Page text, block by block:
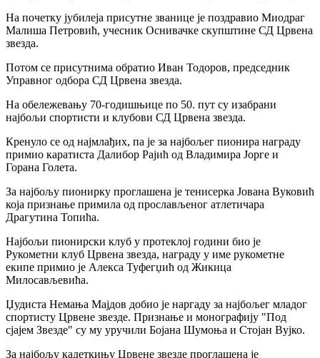
На почетку јубилеја присутне званице је поздравио Миодраг
Малиша Петровић, учесник Оснивачке скупштине СД Црвена
звезда.
Потом се присутнима обратио Иван Тодоров, председник
Управног одбора СД Црвена звезда.
На обележевању 70-годишњице по 50. пут су изабрани
најбољи спортисти и клубови СД Црвена звезда.
Кренуло се од најмлађих, па је за најбољег пионира награду
примио каратиста Далибор Рајић од Владимира Јорге и
Горана Голета.
За најбољу пионирку проглашена је тенисерка Јована Вуковић
која признање примила од прослављеног атлетичара
Драгутина Топића.
Најбољи пионирски клуб у протеклој години био је
Рукометни клуб Црвена звезда, награду у име рукометне
екипе примио је Алекса Туфегџић од Жикица
Милосављевића.
Џудиста Немања Мајдов добио је наргаду за најбољег младог
спортисту Црвене звезде. Признање и монографију "Под
сјајем Звезде" су му уручили Бојана Шумоња и Стојан Вујко.
За најбољу кадеткињу Црвене звезде проглашена је